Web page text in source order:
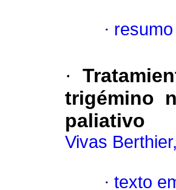
·
·
trigémino
paliativo
Vivas
· texto